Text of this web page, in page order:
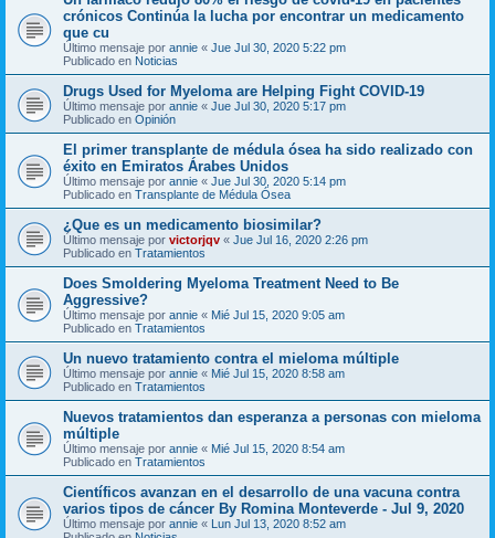
crónicos Continúa la lucha por encontrar un medicamento
que cu
Último mensaje por annie « Jue Jul 30, 2020 5:22 pm
Publicado en Noticias
Drugs Used for Myeloma are Helping Fight COVID-19
Último mensaje por annie « Jue Jul 30, 2020 5:17 pm
Publicado en Opinión
El primer transplante de médula ósea ha sido realizado con
éxito en Emiratos Árabes Unidos
Último mensaje por annie « Jue Jul 30, 2020 5:14 pm
Publicado en Transplante de Médula Ósea
¿Que es un medicamento biosimilar?
Último mensaje por victorjqv « Jue Jul 16, 2020 2:26 pm
Publicado en Tratamientos
Does Smoldering Myeloma Treatment Need to Be
Aggressive?
Último mensaje por annie « Mié Jul 15, 2020 9:05 am
Publicado en Tratamientos
Un nuevo tratamiento contra el mieloma múltiple
Último mensaje por annie « Mié Jul 15, 2020 8:58 am
Publicado en Tratamientos
Nuevos tratamientos dan esperanza a personas con mieloma
múltiple
Último mensaje por annie « Mié Jul 15, 2020 8:54 am
Publicado en Tratamientos
Científicos avanzan en el desarrollo de una vacuna contra
varios tipos de cáncer By Romina Monteverde - Jul 9, 2020
Último mensaje por annie « Lun Jul 13, 2020 8:52 am